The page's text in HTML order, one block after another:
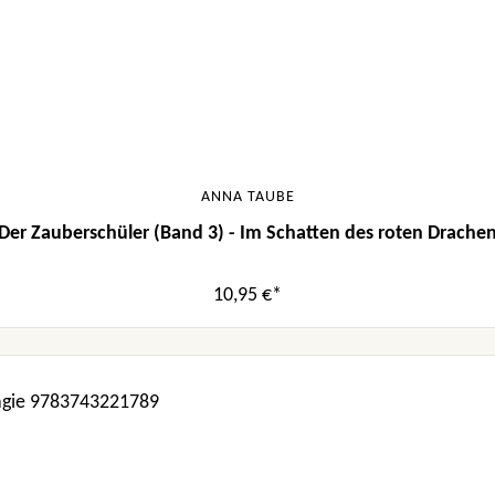
ANNA TAUBE
Zauberschüler (Band 3) - Im Schatten des roten
10,95 €*